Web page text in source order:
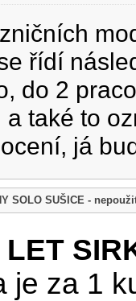
řídí
do 2
také to
já
SOLO SUŠICE -
je za 1